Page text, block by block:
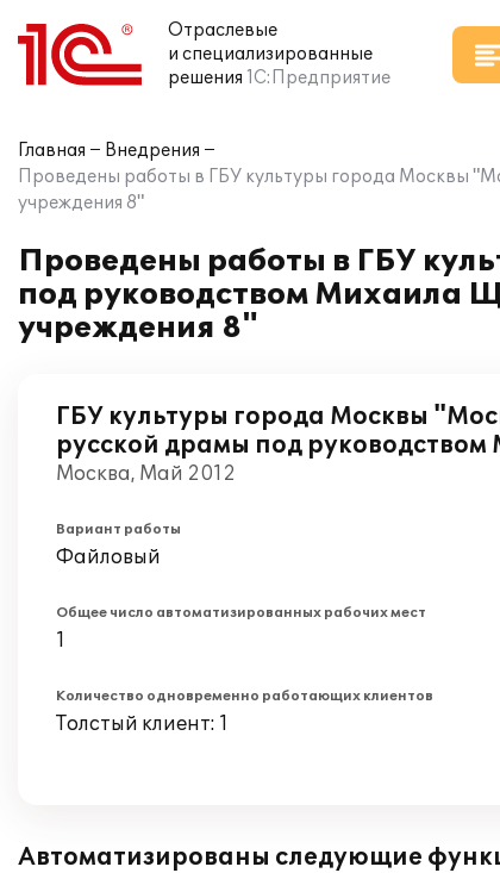
Отраслевые
и специализированные
решения 1С:Предприятие
Главная
Внедрения
Проведены работы в ГБУ культуры города Москвы
учреждения 8"
Проведены работы в ГБУ
под руководством Михаила
учреждения 8"
ГБУ культуры города Москвы
русской драмы под
Москва, Май 2012
Вариант работы
Файловый
Общее число автоматизированных рабочих мест
1
Количество одновременно работающих клиентов
Толстый клиент: 1
Автоматизированы следующие